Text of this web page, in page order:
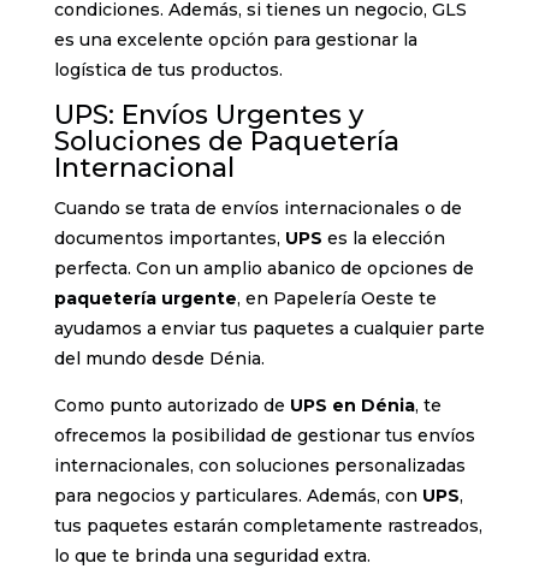
condiciones. Además, si tienes un negocio, GLS
es una excelente opción para gestionar la
logística de tus productos.
UPS: Envíos Urgentes y
Soluciones de Paquetería
Internacional
Cuando se trata de envíos internacionales o de
documentos importantes, UPS es la elección
perfecta. Con un amplio abanico de opciones de
paquetería urgente, en Papelería Oeste te
ayudamos a enviar tus paquetes a cualquier parte
del mundo desde Dénia.
Como punto autorizado de UPS en Dénia, te
ofrecemos la posibilidad de gestionar tus envíos
internacionales, con soluciones personalizadas
para negocios y particulares. Además, con UPS,
tus paquetes estarán completamente rastreados,
lo que te brinda una seguridad extra.